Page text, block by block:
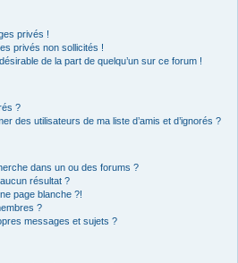
privés !
privés non sollicités !
de la part de quelqu’un sur ce forum !
?
des utilisateurs de ma liste d’amis et d’ignorés ?
dans un ou des forums ?
résultat ?
page blanche ?!
?
messages et sujets ?